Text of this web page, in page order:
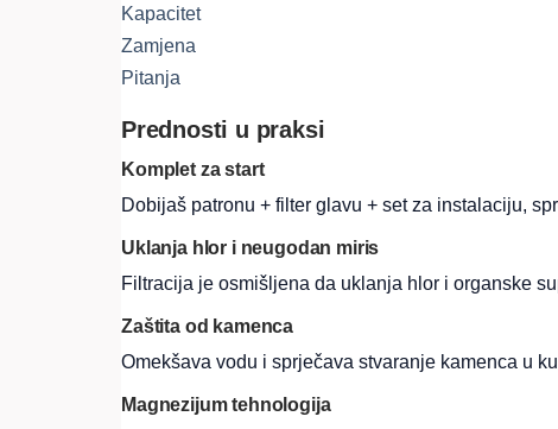
Kapacitet
Zamjena
Pitanja
Prednosti u praksi
Komplet za start
Dobijaš patronu + filter glavu + set za instalaciju,
Uklanja hlor i neugodan miris
Filtracija je osmišljena da uklanja hlor i organske
Zaštita od kamenca
Omekšava vodu i sprječava stvaranje kamenca u
Magnezijum tehnologija